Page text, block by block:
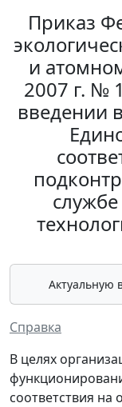
Приказ
и
2007 г. №
введении
Актуальную
Справка
В целях
соответствия на